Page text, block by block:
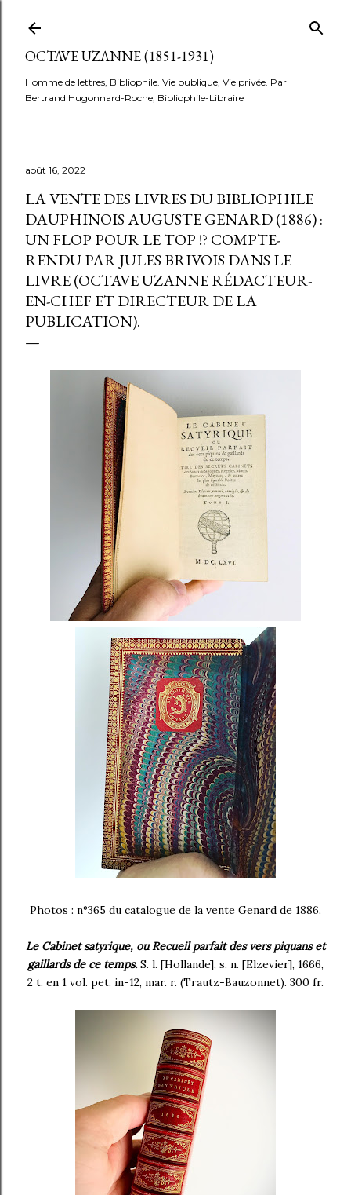
OCTAVE UZANNE (1851-1931)
Homme de lettres, Bibliophile. Vie publique, Vie privée. Par
Bertrand Hugonnard-Roche, Bibliophile-Libraire
août 16, 2022
LA VENTE DES LIVRES DU BIBLIOPHILE
DAUPHINOIS AUGUSTE GENARD (1886) :
UN FLOP POUR LE TOP !? COMPTE-
RENDU PAR JULES BRIVOIS DANS LE
LIVRE (OCTAVE UZANNE RÉDACTEUR-
EN-CHEF ET DIRECTEUR DE LA
PUBLICATION).
Photos : n°365 du catalogue de la vente Genard de 1886.
Le Cabinet satyrique, ou Recueil parfait des vers piquans et
gaillards de ce temps.S. l. [Hollande], s. n. [Elzevier], 1666,
2 t. en 1 vol. pet. in-12, mar. r. (Trautz-Bauzonnet). 300 fr.